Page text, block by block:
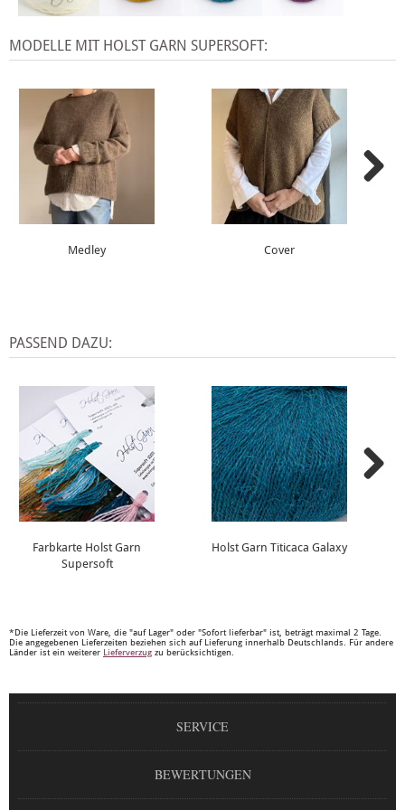
MODELLE MIT HOLST GARN SUPERSOFT:
Medley Cover
PASSEND DAZU:
Farbkarte Holst Garn
Supersoft
Holst Garn Titicaca Galaxy
*Die Lieferzeit von Ware, die "auf Lager" oder "Sofort lieferbar" ist, beträgt maximal 2 Tage.
Die angegebenen Lieferzeiten beziehen sich auf Lieferung innerhalb Deutschlands. Für andere
Länder ist ein weiterer Lieferverzug zu berücksichtigen.
SERVICE
BEWERTUNGEN